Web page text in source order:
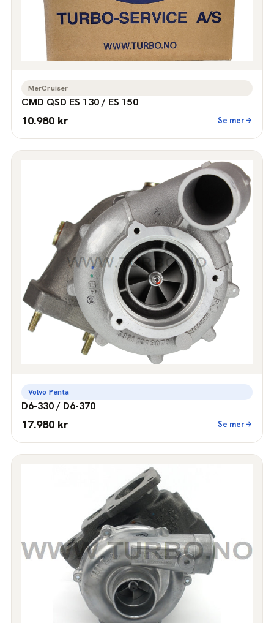
MerCruiser
CMD QSD ES 130 / ES 150
10.980 kr Se mer
Volvo Penta
D6-330 / D6-370
17.980 kr Se mer